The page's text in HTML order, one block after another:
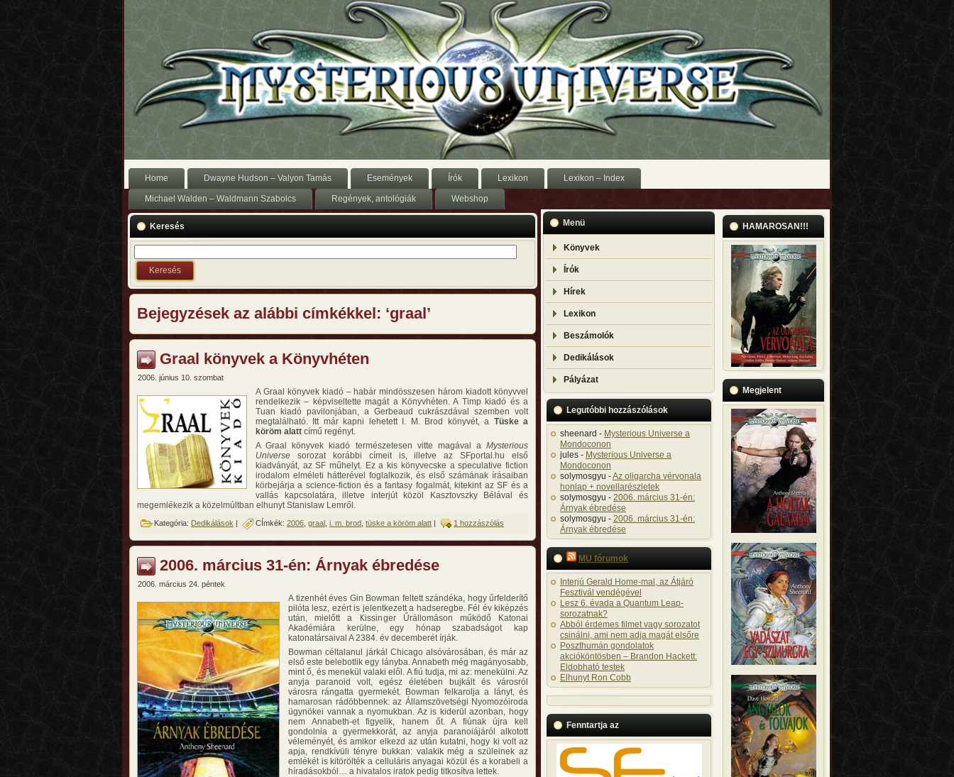
Home Dwayne Hudson – Valyon Tamás Események Írók Lexikon Lexikon – Index
Michael Walden – Waldmann Szabolcs Regények, antológiák Webshop
Keresés
Bejegyzések az alábbi címkékkel: ‘graal’
Graal könyvek a Könyvhéten
2006. június 10. szombat
A Graal könyvek kiadó – habár mindösszesen három kiadott könyvvel
rendelkezik – képviseltette magát a Könyvhéten. A Timp kiadó és a
Tuan kiadó pavilonjában, a Gerbeaud cukrászdával szemben volt
megtalálható. Itt már kapni lehetett I. M. Brod könyvét, a Tüske a
köröm alatt című regényt.
A Graal könyvek kiadó természetesen vitte magával a Mysterious
Universe sorozat korábbi címeit is, illetve az SFportal.hu első
kiadványát, az SF műhelyt. Ez a kis könyvecske a speculative fiction
irodalom elméleti hátterével foglalkozik, és első számának írásaiban
körbejárja a science-fiction és a fantasy fogalmát, kitekint az SF és a
vallás kapcsolatára, illetve interjút közöl Kasztovszky Bélával és
megemlékezik a közelmúltban elhunyt Stanislaw Lemről.
Kategória: Dedikálások | CÍmkék: 2006 graal i. m. brod tüske a köröm alatt | 1 hozzászólás
2006. március 31-én: Árnyak ébredése
2006. március 24. péntek
A tizenhét éves Gin Bowman feltett szándéka, hogy űrfelderítő
pilóta lesz, ezért is jelentkezett a hadseregbe. Fél év kiképzés
után, mielőtt a Kissinger Űrállomáson működő Katonai
Akadémiára kerülne, egy hónap szabadságot kap
katonatársaival A 2384. év decemberét írják.
Bowman céltalanul járkál Chicago alsóvárosában, és már az
első este belebotlik egy lányba. Annabeth még magányosabb,
mint ő, és menekül valaki elől. A fiú tudja, mi az: menekülni. Az
anyja paranoid volt, egész életében bujkált és városról
városra rángatta gyermekét. Bowman felkarolja a lányt, és
hamarosan rádöbbennek: az Államszövetségi Nyomozóiroda
ügynökei vannak a nyomukban. Az is kiderül azonban, hogy
nem Annabeth-et figyelik, hanem őt. A fiúnak újra kell
gondolnia a gyermekkorát, az anyja paranoiájáról alkotott
véleményét, és amikor elkezd az után kutatni, hogy ki volt az
apja, rendkívüli tényre bukkan: valakik még a szüleinek az
emlékét is kitörölték a celluláris anyagai közül és a korabeli a
híradásokból… a hivatalos iratok pedig titkosítva lettek.
Menü
Könyvek
Írók
Hírek
Lexikon
Beszámolók
Dedikálások
Pályázat
Legutóbbi hozzászólások
sheenard - Mysterious Universe a
Mondoconon
jules - Mysterious Universe a
Mondoconon
solymosgyu -Az oligarcha vérvonala
honlap + novellarészletek
solymosgyu - 2006. március 31-én:
Árnyak ébredése
solymosgyu - 2006. március 31-én:
Árnyak ébredése
MU fórumok
Interjú Gerald Home-mal, az Átjáró
Fesztivál vendégével
Lesz 6. évada a Quantum Leap-
sorozatnak?
Abból érdemes filmet vagy sorozatot
csinálni, ami nem adja magát elsőre
Poszthumán gondolatok
akcióköntösben – Brandon Hackett:
Eldobható testek
Elhunyt Ron Cobb
Fenntartja az
HAMAROSAN!!!
Megjelent